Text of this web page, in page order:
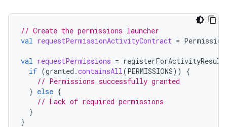
// Create the permissions launcher
val requestPermissionActivityContract =
val requestPermissions = registerForActivityResult
if (granted .containsAll(PERMISSIONS))
{
// Permissions successfully granted
} else {
// Lack of required permissions
}
}